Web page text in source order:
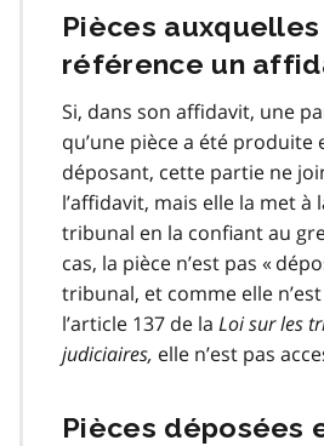
Pièces
référence un
Si, dans son affidavit, une
qu’une pièce a été produite
déposant, cette partie ne
l’affidavit, mais elle la met
tribunal en la confiant au
cas, la pièce n’est pas «
tribunal, et comme elle
l’article 137 de la Loi sur les
judiciaires, elle n’est pas
Pièces déposées